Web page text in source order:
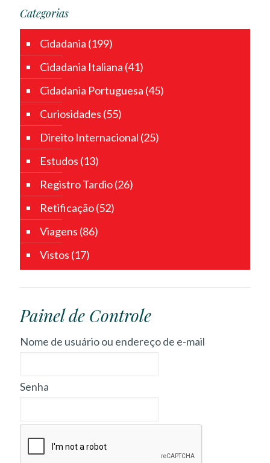
Categorias
Cidadania (199)
Cidadania Italiana (41)
Cidadania Portuguesa (45)
Curiosidades (55)
Direito Internacional (25)
Estudos (13)
Registro Tardio(26)
Retificação(52)
Viagens (86)
Vistos (17)
Painel de Controle
Nome de usuário ou endereço de e-mail
Senha